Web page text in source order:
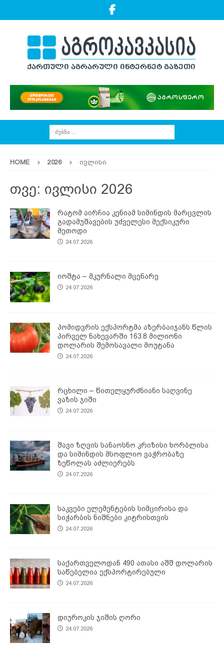
HOME 2026 ივლისი
თვე: ივლისი 2026
რატომ აირჩია კენიამ სიმინდის მარცვლის
გადამუშავების უძველესი მექსიკური
მეთოდი
24.07.2026
იოშტა – მკურნალი მცენარე
24.07.2026
პომიდვრის ექსპორტმა აზერბაიჯანს წლის
პირველ ნახევარში 163.8 მილიონი
დოლარის შემოსავალი მოუტანა
24.07.2026
რცხილი – წითელყურძნიანი საღვინე
ვაზის ჯიში
24.07.2026
შავი ზღვის სანაოსნო კრიზისი ხორბლისა
და სიმინდის მსოფლიო ვაჭრობაზე
ზეწოლას აძლიერებს
24.07.2026
საკვები ელემენტების სიმცირისა და
სიჭარბის ნიშნები კიტრისთვის
24.07.2026
საქართველოდან 490 ათასი აშშ დოლარის
საწებელია ექსპორტირებული
24.07.2026
დიუროკის ჯიშის ღორი
24.07.2026